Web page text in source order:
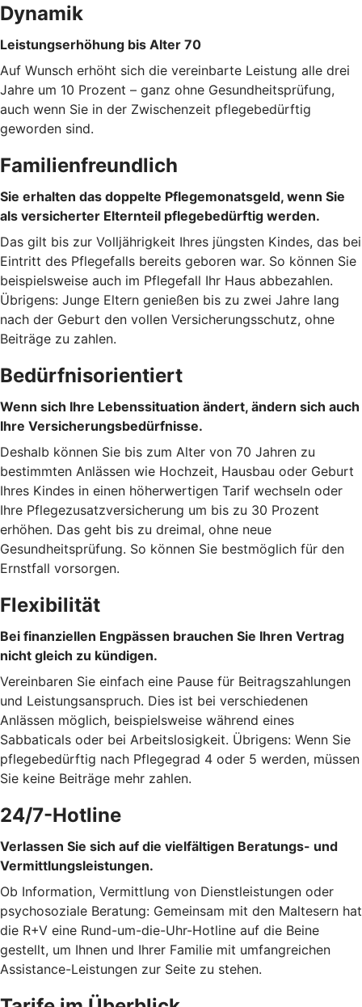
Dynamik
Leistungserhöhung bis Alter 70
Auf Wunsch erhöht sich die vereinbarte Leistung alle drei
Jahre um 10 Prozent – ganz ohne Gesundheitsprüfung,
auch wenn Sie in der Zwischenzeit pflegebedürftig
geworden sind.
Familienfreundlich
Sie erhalten das doppelte Pflegemonatsgeld, wenn Sie
als versicherter Elternteil pflegebedürftig werden.
Das gilt bis zur Volljährigkeit Ihres jüngsten Kindes, das bei
Eintritt des Pflegefalls bereits geboren war. So können Sie
beispielsweise auch im Pflegefall Ihr Haus abbezahlen.
Übrigens: Junge Eltern genießen bis zu zwei Jahre lang
nach der Geburt den vollen Versicherungsschutz, ohne
Beiträge zu zahlen.
Bedürfnisorientiert
Wenn sich Ihre Lebenssituation ändert, ändern sich auch
Ihre Versicherungsbedürfnisse.
Deshalb können Sie bis zum Alter von 70 Jahren zu
bestimmten Anlässen wie Hochzeit, Hausbau oder Geburt
Ihres Kindes in einen höherwertigen Tarif wechseln oder
Ihre Pflegezusatzversicherung um bis zu 30 Prozent
erhöhen. Das geht bis zu dreimal, ohne neue
Gesundheitsprüfung. So können Sie bestmöglich für den
Ernstfall vorsorgen.
Flexibilität
Bei finanziellen Engpässen brauchen Sie Ihren Vertrag
nicht gleich zu kündigen.
Vereinbaren Sie einfach eine Pause für Beitragszahlungen
und Leistungsanspruch. Dies ist bei verschiedenen
Anlässen möglich, beispielsweise während eines
Sabbaticals oder bei Arbeitslosigkeit. Übrigens: Wenn Sie
pflegebedürftig nach Pflegegrad 4 oder 5 werden, müssen
Sie keine Beiträge mehr zahlen.
24/7-Hotline
Verlassen Sie sich auf die vielfältigen Beratungs- und
Vermittlungsleistungen.
Ob Information, Vermittlung von Dienstleistungen oder
psychosoziale Beratung: Gemeinsam mit den Maltesern hat
die R+V eine Rund-um-die-Uhr-Hotline auf die Beine
gestellt, um Ihnen und Ihrer Familie mit umfangreichen
Assistance-Leistungen zur Seite zu stehen.